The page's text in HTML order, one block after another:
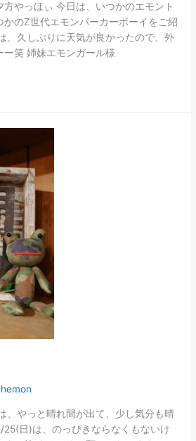
やっほぃ 今日は、いつかのエモント
かのZ世代エモンパーカーボーイをご紹
、久しぶりに天気が良かったので、外
ー笑 姉妹エモンガール様
、やっと晴れ間が出て、少し気分も晴
25(日)は、のっぴきならなくもないけ